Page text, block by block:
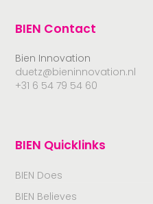
BIEN Contact
Bien Innovation
duetz@bieninnovation.nl
+31 6 54 79 54 60
BIEN Quicklinks
BIEN Does
BIEN Believes